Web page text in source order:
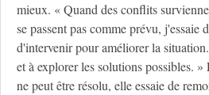
mieux. « Quand des conflits
se passent pas comme prévu, j'essaie
d'intervenir pour améliorer la
et à explorer les solutions possibles. »
ne peut être résolu, elle essaie de